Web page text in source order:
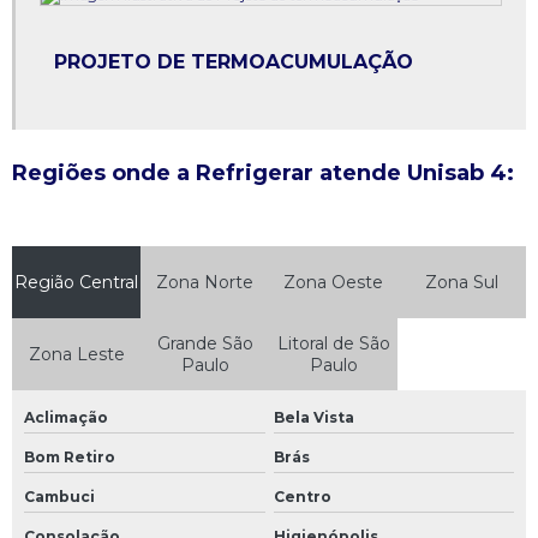
Peças compressor
Projeto de refrigeração amonia
Projeto refrigeração
Projetos refrigeração industrial
Reforma de compressor
Refrigeração amonia
Refrigeração industrial amonia
Refrigeração industrial por amonia
PROJETO DE TERMOACUMULAÇÃO
Regiões onde a Refrigerar atende Unisab 4:
Região Central Zona Norte Zona Oeste Zona Sul
Zona Leste
Grande São
Paulo
Litoral de São
Paulo
Aclimação Bela Vista
Bom Retiro Brás
Cambuci Centro